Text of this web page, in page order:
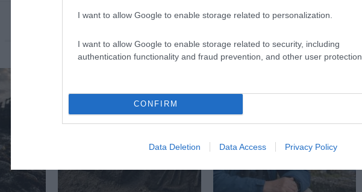
I want to allow Google to enable storage related to personalization.
I want to allow Google to enable storage related to security, including
authentication functionality and fraud prevention, and other user protection.
CONFIRM
Data Deletion Data Access Privacy Policy